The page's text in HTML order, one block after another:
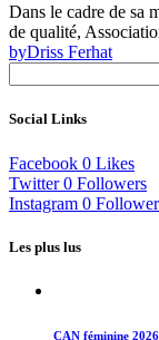
Dans le cadre de sa
de qualité,
byDriss Ferhat
Social Links
Facebook 0 Likes
Twitter 0 Followers
Instagram 0
Les plus lus
CAN féminine 2026